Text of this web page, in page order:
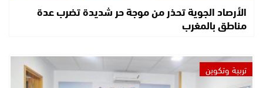
الأرصاد الجوية تحذر من موجة حر شديدة تضرب عدة
مناطق بالمغرب
تربية وتكوين